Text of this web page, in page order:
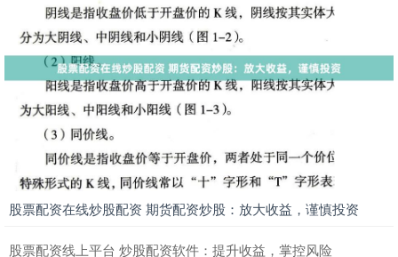
股票配资在线炒股配资 期货配资炒股：放大收益，谨慎投资
股票配资线上平台 炒股配资软件：提升收益，掌控风险